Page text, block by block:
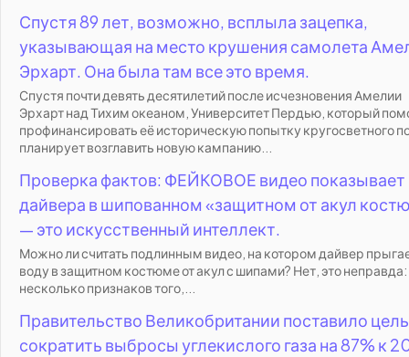
Спустя 89 лет, возможно, всплыла зацепка,
указывающая на место крушения самолета
Эрхарт. Она была там все это время.
Спустя почти девять десятилетий после исчезновения Амелии
Эрхарт над Тихим океаном, Университет Пердью, который
профинансировать её историческую попытку кругосветного
планирует возглавить новую кампанию...
Проверка фактов: ФЕЙКОВОЕ видео показывает
дайвера в шипованном «защитном от акул
— это искусственный интеллект.
Можно ли считать подлинным видео, на котором дайвер
воду в защитном костюме от акул с шипами? Нет, это неправда:
несколько признаков того,...
Правительство Великобритании поставило цель
сократить выбросы углекислого газа на 87% к